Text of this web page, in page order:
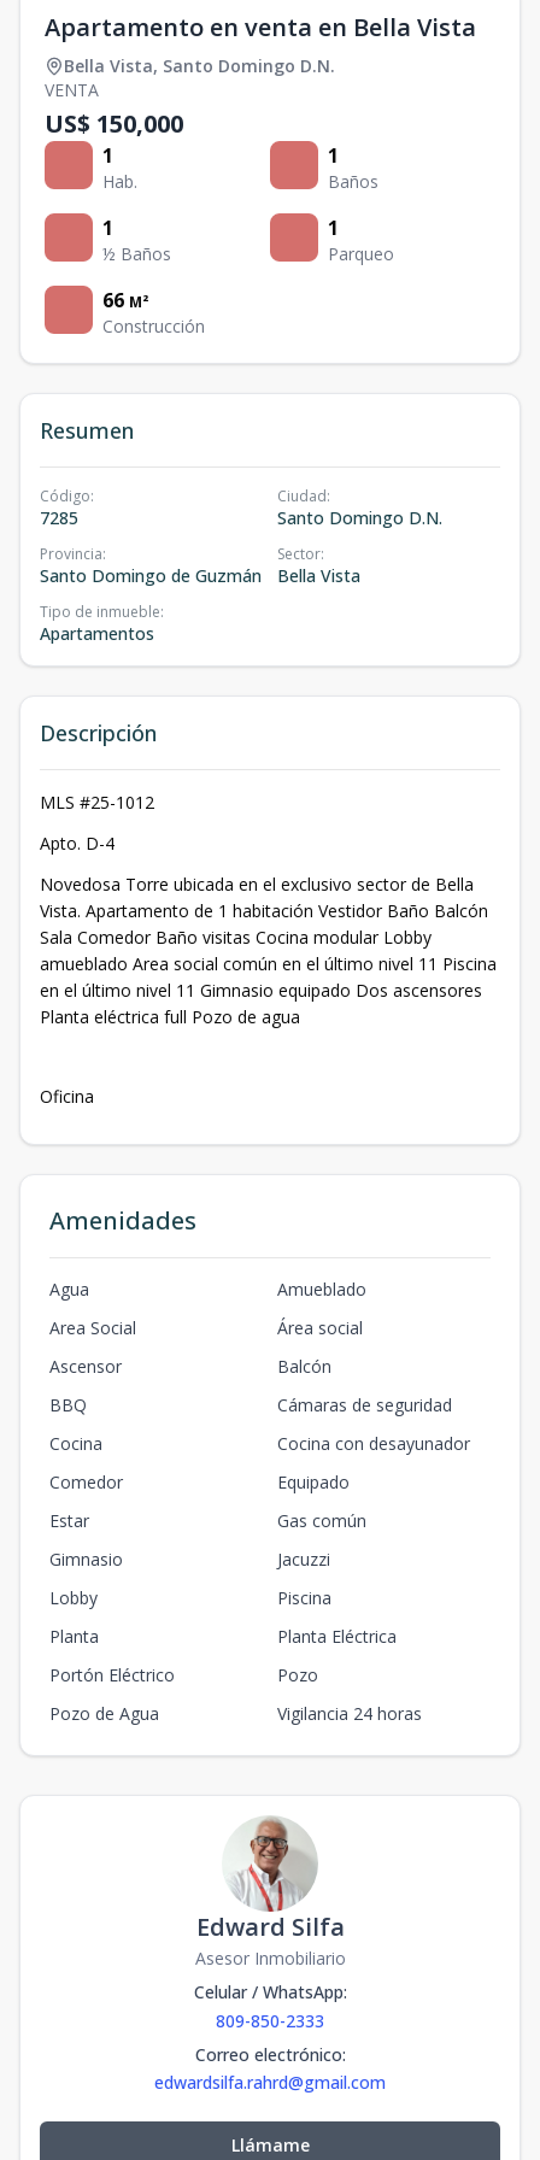
Apartamento en venta en Bella Vista
Bella Vista, Santo Domingo D.N.
VENTA
US$ 150,000
1
Hab.
1
Baños
1
½ Baños
1
Parqueo
66 M²
Construcción
Resumen
Código:
7285
Ciudad:
Santo Domingo D.N.
Provincia:
Santo Domingo de Guzmán
Sector:
Bella Vista
Tipo de inmueble:
Apartamentos
Descripción
MLS #25-1012
Apto. D-4
Novedosa Torre ubicada en el exclusivo sector de Bella
Vista. Apartamento de 1 habitación Vestidor Baño Balcón
Sala Comedor Baño visitas Cocina modular Lobby
amueblado Area social común en el último nivel 11 Piscina
en el último nivel 11 Gimnasio equipado Dos ascensores
Planta eléctrica full Pozo de agua
Oficina
Amenidades
Agua
Amueblado
Area Social
Área social
Ascensor
Balcón
BBQ
Cámaras de seguridad
Cocina
Cocina con desayunador
Comedor
Equipado
Estar
Gas común
Gimnasio
Jacuzzi
Lobby
Piscina
Planta
Planta Eléctrica
Portón Eléctrico
Pozo
Pozo de Agua
Vigilancia 24 horas
Edward Silfa
Asesor Inmobiliario
Celular / WhatsApp:
809-850-2333
Correo electrónico:
edwardsilfa.rahrd@gmail.com
Llámame